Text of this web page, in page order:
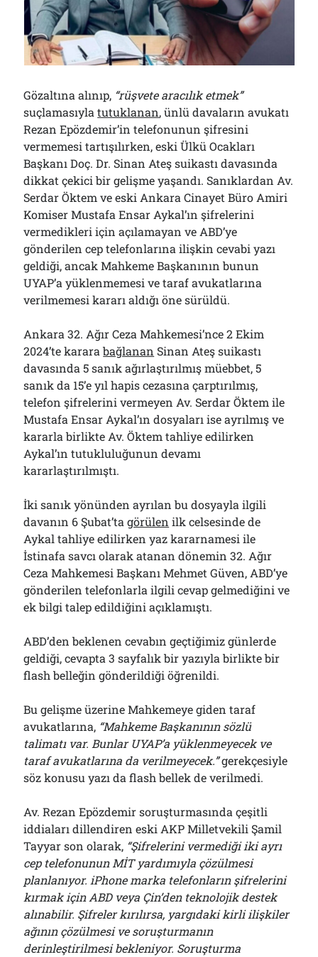
01/08/2026
Arşivler
Gözaltına alınıp, “rüşvete aracılık etmek”
suçlamasıylatutuklanan, ünlü davaların avukatı
Rezan Epözdemir’in telefonunun şifresini
vermemesi tartışılırken, eski Ülkü Ocakları
Başkanı Doç. Dr. Sinan Ateş suikastı davasında
dikkat çekici bir gelişme yaşandı. Sanıklardan Av.
Serdar Öktem ve eski Ankara Cinayet Büro Amiri
Komiser Mustafa Ensar Aykal’ın şifrelerini
vermedikleri için açılamayan ve ABD’ye
gönderilen cep telefonlarına ilişkin cevabi yazı
geldiği, ancak Mahkeme Başkanının bunun
UYAP’a yüklenmemesi ve taraf avukatlarına
verilmemesi kararı aldığı öne sürüldü.
Ankara 32. Ağır Ceza Mahkemesi’nce 2 Ekim
2024’te kararabağlanan Sinan Ateş suikastı
davasında 5 sanık ağırlaştırılmış müebbet, 5
sanık da 15’e yıl hapis cezasına çarptırılmış,
telefon şifrelerini vermeyen Av. Serdar Öktem ile
Mustafa Ensar Aykal’ın dosyaları ise ayrılmış ve
kararla birlikte Av. Öktem tahliye edilirken
Aykal’ın tutukluluğunun devamı
kararlaştırılmıştı.
İki sanık yönünden ayrılan bu dosyayla ilgili
davanın 6 Şubat’tagörülen ilk celsesinde de
Aykal tahliye edilirken yaz kararnamesi ile
İstinafa savcı olarak atanan dönemin 32. Ağır
Ceza Mahkemesi Başkanı Mehmet Güven, ABD’ye
gönderilen telefonlarla ilgili cevap gelmediğini ve
ek bilgi talep edildiğini açıklamıştı.
ABD’den beklenen cevabın geçtiğimiz günlerde
geldiği, cevapta 3 sayfalık bir yazıyla birlikte bir
flash belleğin gönderildiği öğrenildi.
Bu gelişme üzerine Mahkemeye giden taraf
avukatlarına, “Mahkeme Başkanının sözlü
talimatı var. Bunlar UYAP’a yüklenmeyecek ve
taraf avukatlarına da verilmeyecek.”gerekçesiyle
söz konusu yazı da flash bellek de verilmedi.
Av. Rezan Epözdemir soruşturmasında çeşitli
iddiaları dillendiren eski AKP Milletvekili Şamil
Tayyar son olarak, “Şifrelerini vermediği iki ayrı
cep telefonunun MİT yardımıyla çözülmesi
planlanıyor. iPhone marka telefonların şifrelerini
kırmak için ABD veya Çin’den teknolojik destek
alınabilir. Şifreler kırılırsa, yargıdaki kirli ilişkiler
ağının çözülmesi ve soruşturmanın
derinleştirilmesi bekleniyor. Soruşturma